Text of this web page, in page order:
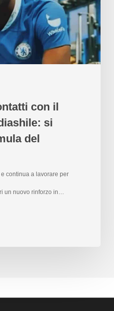
con il
si
del
e continua a lavorare per
un nuovo rinforzo in…